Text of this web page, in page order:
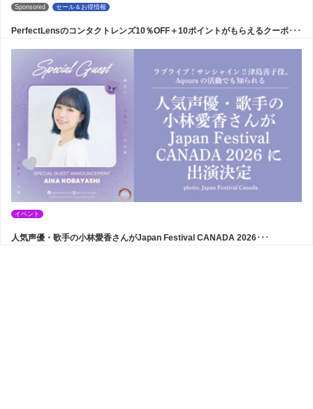
Sponsored セール＆お得情報
PerfectLensのコンタクトレンズ10％OFF＋10ポイントがもらえるクーポ･･･
イベント
人気声優・歌手の小林愛香さんがJapan Festival CANADA 2026･･･